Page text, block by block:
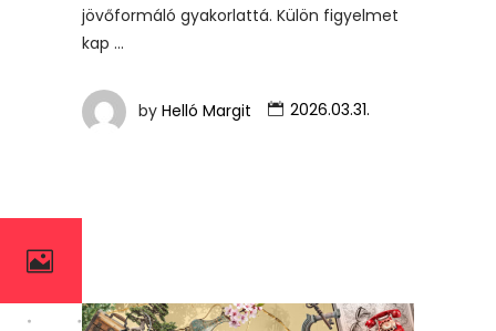
jövőformáló gyakorlattá. Külön figyelmet
kap
by Helló Margit 2026.03.31.